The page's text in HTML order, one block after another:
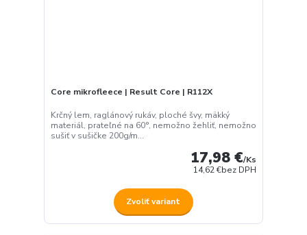
Core mikrofleece | Result Core | R112X
Krčný lem, raglánový rukáv, ploché švy, mäkký
materiál, prateľné na 60°, nemožno žehliť, nemožno
sušiť v sušičke 200g/m...
17,98 €/Ks
14,62 €bez DPH
Zvoliť variant